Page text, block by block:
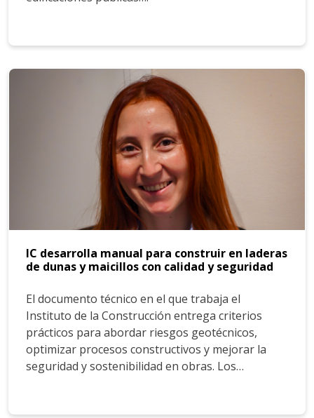
IC desarrolla manual para construir en laderas
de dunas y maicillos con calidad y seguridad
El documento técnico en el que trabaja el
Instituto de la Construcción entrega criterios
prácticos para abordar riesgos geotécnicos,
optimizar procesos constructivos y mejorar la
seguridad y sostenibilidad en obras. Los…